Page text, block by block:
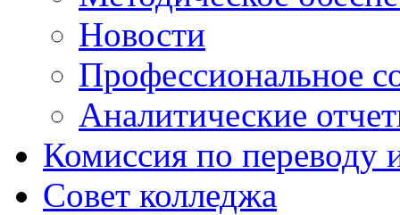
Новости
Профессиональное
Аналитические
Комиссия по переводу
Совет колледжа